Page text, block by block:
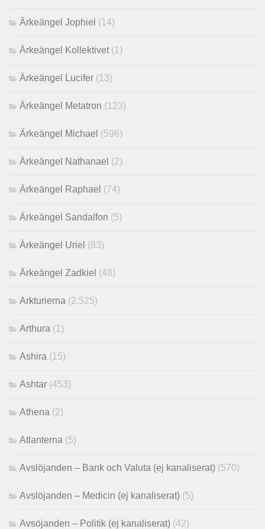
Ärkeängel Jophiel (14)
Ärkeängel Kollektivet (1)
Ärkeängel Lucifer (13)
Ärkeängel Metatron (123)
Ärkeängel Michael (596)
Ärkeängel Nathanael (2)
Ärkeängel Raphael (74)
Ärkeängel Sandalfon (5)
Ärkeängel Uriel (83)
Ärkeängel Zadkiel (48)
Arkturierna (2,525)
Arthura (1)
Ashira (15)
Ashtar (453)
Athena (2)
Atlanterna (5)
Avslöjanden – Bank och Valuta (ej kanaliserat) (570)
Avslöjanden – Medicin (ej kanaliserat) (5)
Avsöjanden – Politik (ej kanaliserat) (42)